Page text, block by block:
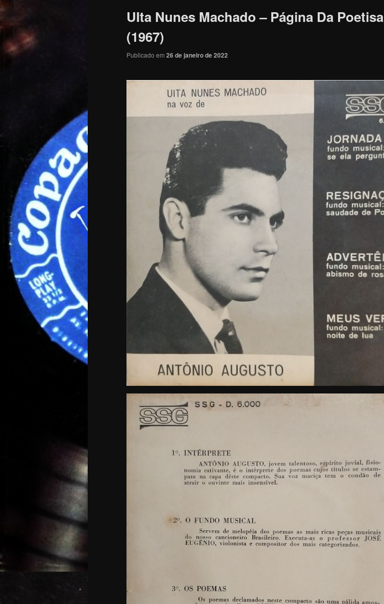
UIta Nunes Machado – Página Da Poetisa
(1967)
Publicado em 26 de janeiro de 2022